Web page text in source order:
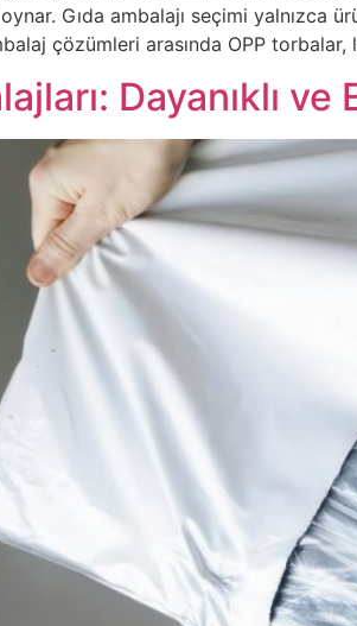
Gıda ambalajı seçimi yalnızca
çözümleri arasında OPP
Dayanıklı